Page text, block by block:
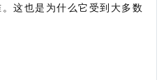
这也是为什么它受到大多数